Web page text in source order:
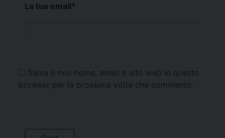
La tua email*
Salva il mio nome, email e sito web in questo
browser per la prossima volta che commento.